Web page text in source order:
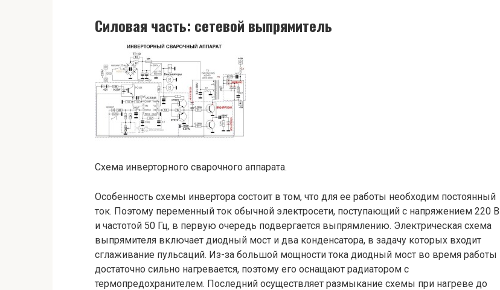
Силовая часть: сетевой выпрямитель
Схема инверторного сварочного аппарата.
Особенность схемы инвертора состоит в том, что для ее работы необходим постоянный
ток. Поэтому переменный ток обычной электросети, поступающий с напряжением 220 В
и частотой 50 Гц, в первую очередь подвергается выпрямлению. Электрическая схема
выпрямителя включает диодный мост и два конденсатора, в задачу которых входит
сглаживание пульсаций. Из-за большой мощности тока диодный мост во время работы
достаточно сильно нагревается, поэтому его оснащают радиатором с
термопредохранителем. Последний осуществляет размыкание схемы при нагреве до